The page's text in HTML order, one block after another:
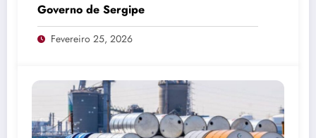
Governo de Sergipe
Fevereiro 25, 2026